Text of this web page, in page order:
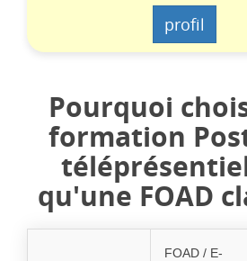
profil
Pourquoi
formation
qu'une FOAD
FOAD / E-